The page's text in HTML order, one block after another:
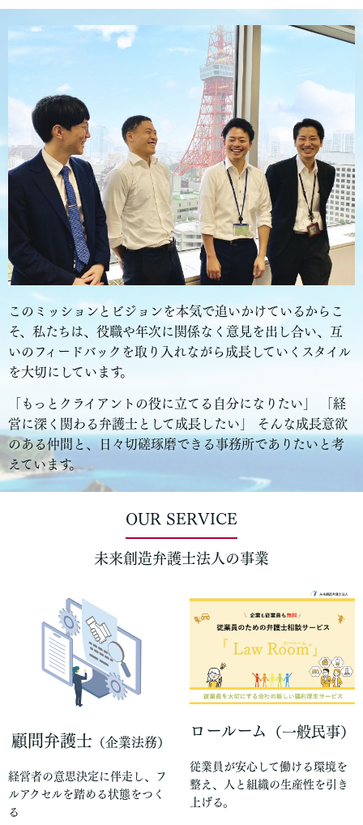
このミッションとビジョンを本気で追いかけているからこ
そ、私たちは、役職や年次に関係なく意見を出し合い、互
いのフィードバックを取り入れながら成長していくスタイル
を大切にしています。
「もっとクライアントの役に立てる自分になりたい」 「経
営に深く関わる弁護士として成長したい」 そんな成長意欲
のある仲間と、日々切磋琢磨できる事務所でありたいと考
えています。
OUR SERVICE
未来創造弁護士法人の事業
顧問弁護士 （企業法務）
経営者の意思決定に伴走し、フ
ルアクセルを踏める状態をつく
る
ロールーム （一般民事）
従業員が安心して働ける環境を
整え、人と組織の生産性を引き
上げる。